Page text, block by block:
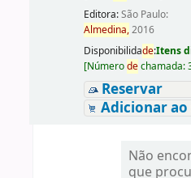
Editora:São Paulo:
Almedina,2016
Disponibilidade:Itens
[Númerodechamada:
Reservar
Adicionar
Não
que